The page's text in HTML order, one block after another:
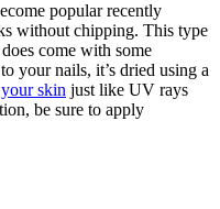
popular recently
without chipping. This type
come with some
your nails, it’s dried using a
your skin just like UV rays
be sure to apply